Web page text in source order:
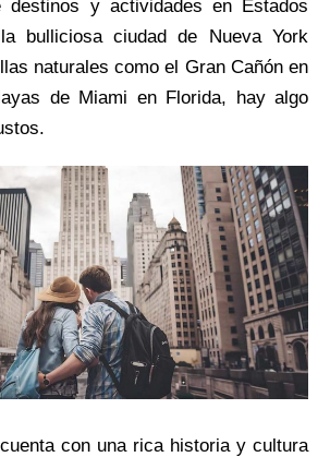
destinos y actividades en Estados
bulliciosa ciudad de Nueva York
naturales como el Gran Cañón en
de Miami en Florida, hay algo
con una rica historia y cultura